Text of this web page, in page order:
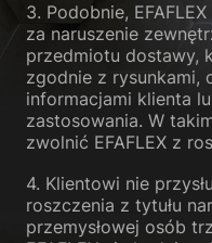
3. Podobnie,
za naruszenie
przedmiotu dostawy,
zgodnie z rysunkami,
informacjami klienta
zastosowania. W
zwolnić EFAFLEX z
4. Klientowi nie
roszczenia z tytułu
przemysłowej osób